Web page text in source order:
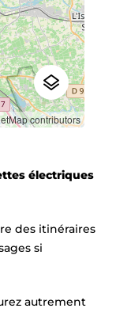
contributors
électriques
des itinéraires
si
autrement